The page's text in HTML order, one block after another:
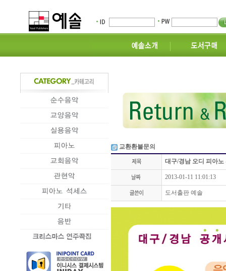
교환환불문의
대구/경남 오디 피아
2013-01-11 11:01:13
도서출판 예솔